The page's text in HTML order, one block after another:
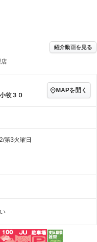
センターデフロック
装備略号／用語解説
キーレス
ローダウン
ベンチシート
－ 電動リアゲート
紹介動画を見る
牧３０
MAPを開く
第3火曜日